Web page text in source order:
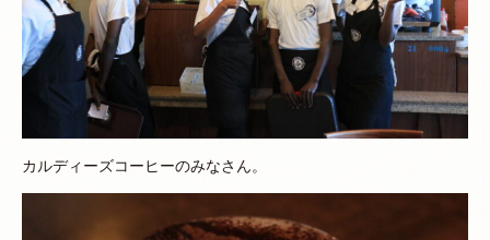
カルディーズコーヒーのみなさん。